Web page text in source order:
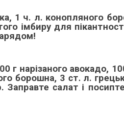
1 ч. л. конопляного
імбиру для
г нарізаного авокадо,
борошна, 3 ст. л.
салат і